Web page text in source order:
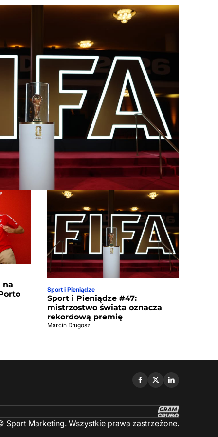
na
Sport i Pieniądze
Sport i Pieniądze #47:
mistrzostwo świata oznacza
rekordową premię
Marcin Długosz
Sport Marketing. Wszystkie prawa zastrzeżone.